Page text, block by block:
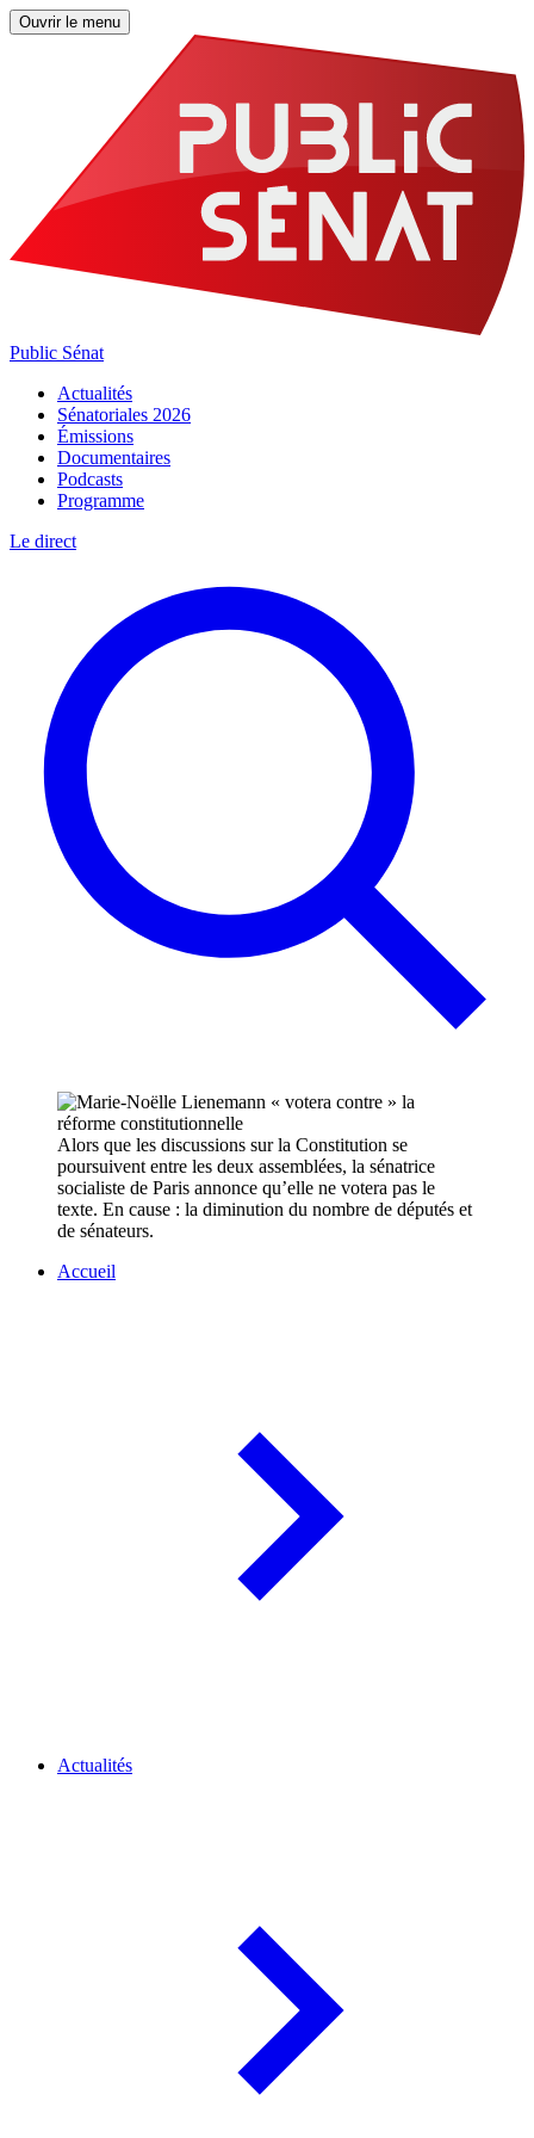
Ouvrir le menu
Public Sénat
Actualités
Sénatoriales 2026
Émissions
Documentaires
Podcasts
Programme
Le direct
Alors que les discussions sur la Constitution se
poursuivent entre les deux assemblées, la sénatrice
socialiste de Paris annonce qu’elle ne votera pas le
texte. En cause : la diminution du nombre de députés et
de sénateurs.
Accueil
Actualités